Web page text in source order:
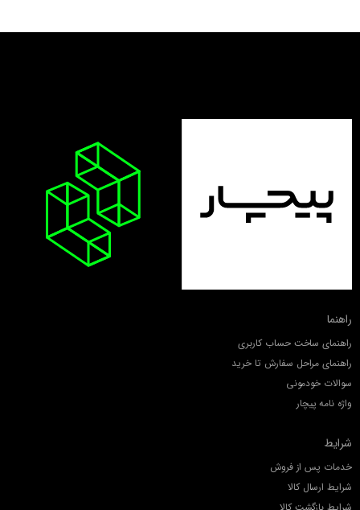
راهنما
راهنمای ساخت حساب کاربری
راهنمای مراحل سفارش تا خرید
سوالات خودمونی
واژه نامه پیچار
شرایط
خدمات پس از فروش
شرایط ارسال کالا